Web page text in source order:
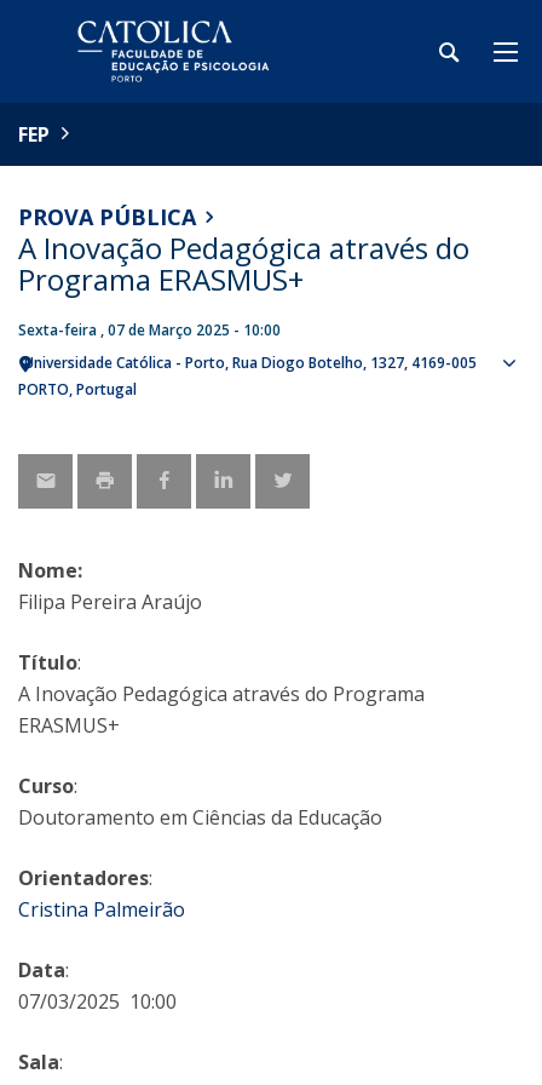
FEP
PROVA PÚBLICA
A Inovação Pedagógica através do
Programa ERASMUS+
Sexta-feira , 07 de Março 2025 - 10:00
Universidade Católica - Porto Rua Diogo Botelho, 1327 4169-005
PORTO Portugal
Nome:
Filipa Pereira Araújo
Título:
A Inovação Pedagógica através do Programa
ERASMUS+
Curso:
Doutoramento em Ciências da Educação
Orientadores:
Cristina Palmeirão
Data:
07/03/2025 10:00
Sala: